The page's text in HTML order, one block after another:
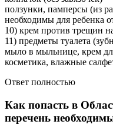
ползунки, памперсы (из
необходимы для ребенка
10) крем против трещин
11) предметы туалета
мыло в мыльнице, крем
косметика, влажные
Ответ полностью
Как попасть в
перечень